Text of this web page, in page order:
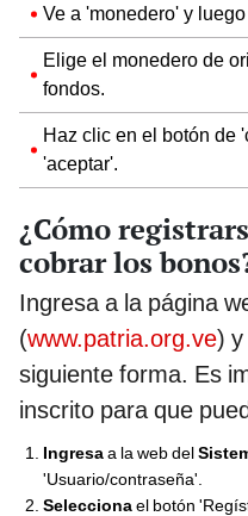
Ve a 'monedero' y
Elige el monedero de
fondos.
Haz clic en el botón de
'aceptar'.
¿Cómo
cobrar los
Ingresa a la página
(www.patria.org.ve)
siguiente forma. Es
inscrito para que
Ingresaa la web del
'Usuario/contraseña'.
Seleccionael botón